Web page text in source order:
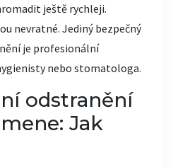
ještě rychleji.
nevratné. Jediný bezpečný
je profesionální
nebo stomatologa.
odstranění
Jak